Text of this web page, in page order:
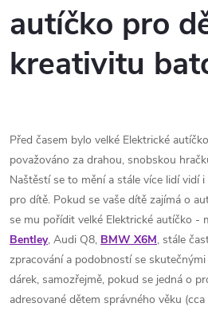
autíčko pro
kreativitu
Před časem bylo velké Elektrické
považováno za drahou, snobskou
Naštěstí se to mění a stále více lidí vidí
pro dítě. Pokud se vaše dítě zajímá o
se mu pořídit velké Elektrické autíčko -
Bentley, Audi Q8, BMW X6M, stále
zpracování a podobností se
dárek, samozřejmě, pokud se jedná o
adresované dětem správného věku